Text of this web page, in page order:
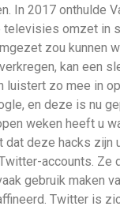
In 2017 onthulde
omzet in
zou kunnen
kan een
luistert zo mee in
en deze is nu
weken heeft u
dat deze hacks
accounts. Ze
gebruik maken
Twitter is